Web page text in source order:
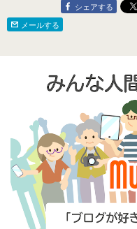
シェアする
メールする